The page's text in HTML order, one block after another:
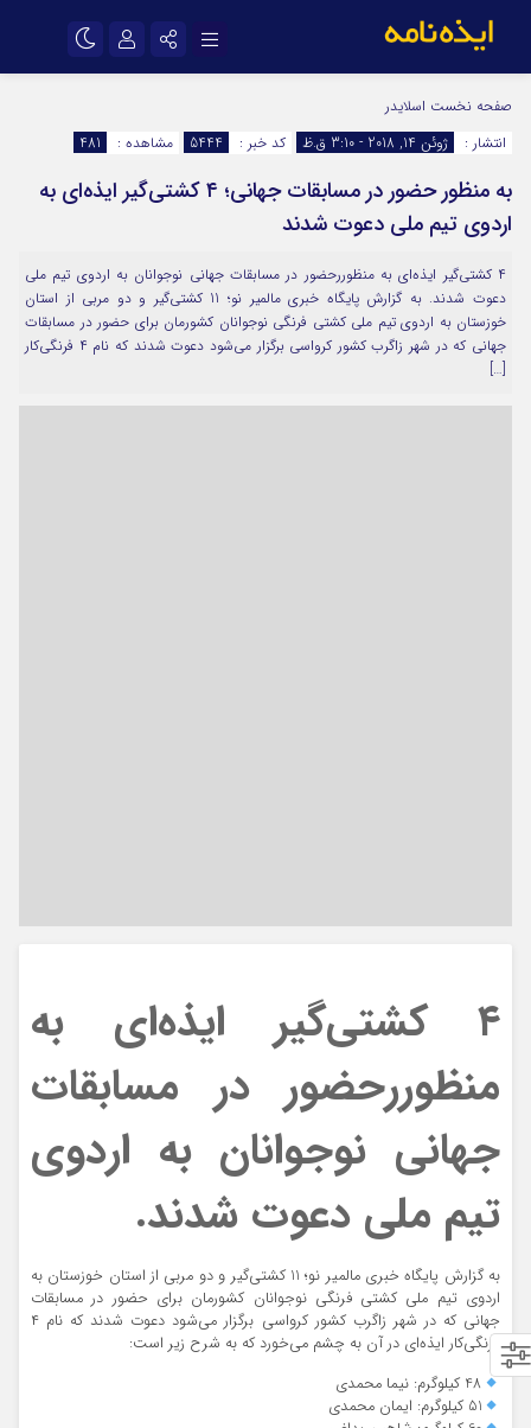
اینستاگرام
سروش
ایتا
آپارات
اپلیکیشن رمز عبور
مرا به خاطر بسپار
صفحه نخست اسلایدر
انتشار :
ژوئن 14, 2018 - 3:10 ق.ظ کد خبر : 5444 مشاهده : 481
به منظور حضور در مسابقات جهانی؛ ۴ کشتی‌گیر ایذه‌ای به
اردوی تیم ملی دعوت شدند
۴ کشتی‌گیر ایذه‌ای به منظوررحضور در مسابقات جهانی نوجوانان به اردوی تیم ملی
دعوت شدند. به گزارش پایگاه خبری مالمیر نو؛ 11 کشتی‌گیر و دو مربی از استان
خوزستان به اردوی تیم ملی کشتی فرنگی نوجوانان کشورمان برای حضور در مسابقات
جهانی که در شهر زاگرب کشور کرواسی برگزار می‌شود دعوت شدند که نام ۴ فرنگی‌کار
[…]
۴ کشتی‌گیر ایذه‌ای به
منظوررحضور در مسابقات
جهانی نوجوانان به اردوی
تیم ملی دعوت شدند.
به گزارش پایگاه خبری مالمیر نو؛ 11 کشتی‌گیر و دو مربی از استان خوزستان به
اردوی تیم ملی کشتی فرنگی نوجوانان کشورمان برای حضور در مسابقات
جهانی که در شهر زاگرب کشور کرواسی برگزار می‌شود دعوت شدند که نام ۴
فرنگی‌کار ایذه‌ای در آن به چشم می‌خورد که به شرح‌ زیر است:
48 کیلوگرم: نیما محمدی
51 کیلوگرم: ایمان محمدی